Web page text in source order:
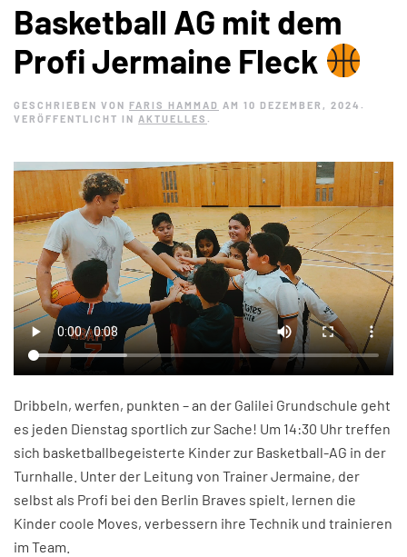
Basketball AG mit dem
Profi Jermaine Fleck
GESCHRIEBEN VON FARIS HAMMAD AM 10 DEZEMBER, 2024 .
VERÖFFENTLICHT IN AKTUELLES .
Dribbeln, werfen, punkten – an der Galilei Grundschule geht
es jeden Dienstag sportlich zur Sache! Um 14:30 Uhr treffen
sich basketballbegeisterte Kinder zur Basketball-AG in der
Turnhalle. Unter der Leitung von Trainer Jermaine, der
selbst als Profi bei den Berlin Braves spielt, lernen die
Kinder coole Moves, verbessern ihre Technik und trainieren
im Team.